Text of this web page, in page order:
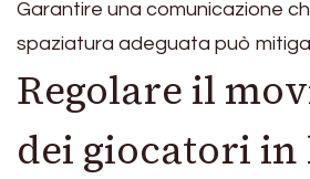
Garantire una comunicazione
spaziatura adeguata può
Regolare il
dei giocatori in